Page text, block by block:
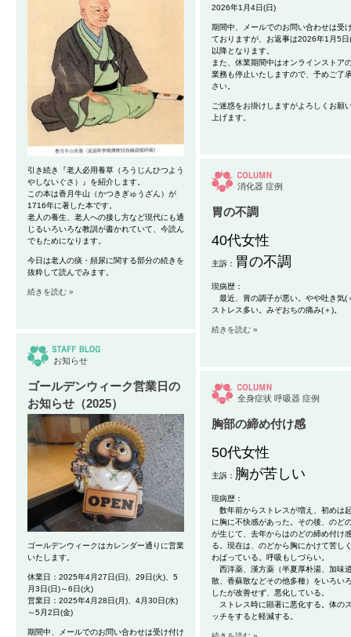
2026年1月4日(日)
期間中、メールでのお問い合わせは受
ておりますが、お返事は2026年1月5日
以降となります。
また、休業期間中はオンラインストア
業務も停止いたしますので、予めご了
さい。
ご迷惑をお掛けしますがよろしくお願
上げます。
引き続き『老人必用養草（ろうじんひつよう
やしないぐさ）』を紹介します。
この本は香月牛山（かつきぎゅうざん）が
1716年に著した本です。
老人の養生、老人への接し方など現代にも通
じるいろいろな教訓が書かれていて、今読ん
でもためになります。
今日は老人の痰・頻尿に関する部分の続きを
抜粋して読んでみます。
続きを読む »
消化器 症例
胃の不調
40代女性
主訴： 胃の不調
現病歴：
最近、胃の調子が悪い。やや吐き気(
ストレス多い。みぞおちの痛み(＋)。
続きを読む »
お知らせ
ゴールデンウィーク営業日の
お知らせ（2025）
ゴールデンウィークはカレンダー通りに営業
いたします。
休業日：2025年4月27日(日)、29日(火)、5
月3日(日)～6日(火)
営業日：2025年4月28日(月)、4月30日(水)
～5月2日(金)
期間中、メールでのお問い合わせは受け付け
全身症状 呼吸器 症例
胸部の締め付け感
50代女性
主訴： 胸が苦しい
現病歴：
数年前からストレスが増え、初めは
に胸に不快感があった。その後、のど
が生じて、去年からはのどの締め付け
る。現在は、のどから胸にかけて苦し
わばっている。呼吸もしづらい。
西洋薬、漢方薬（半夏厚朴湯、加味
散、香蘇散などその他多種）をいろい
したが改善せず、悪化している。
ストレス時に顕著に悪化する。 体の
ッチをすると軽減する。